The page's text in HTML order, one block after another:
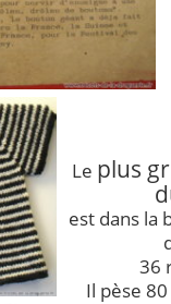
Le plus
est dans la
36
Il pèse